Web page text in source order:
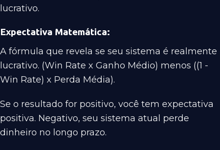
lucrativo.
Expectativa Matemática:
A fórmula que revela se seu sistema é realmente
lucrativo. (Win Rate x Ganho Médio) menos ((1 -
Win Rate) x Perda Média).
Se o resultado for positivo, você tem expectativa
positiva. Negativo, seu sistema atual perde
dinheiro no longo prazo.